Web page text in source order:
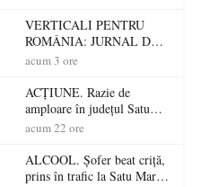
verificate
VERTICALI PENTRU
ROMÂNIA: JURNAL DE
CĂLĂTORIE FIJET
acum 3 ore
ACȚIUNE. Razie de
amploare în județul Satu
Mare! Polițiștii au dat sute
șoferi fără permis într-o
singură zi
acum 22 ore
ALCOOL. Șofer beat criță,
prins în trafic la Satu Mare!